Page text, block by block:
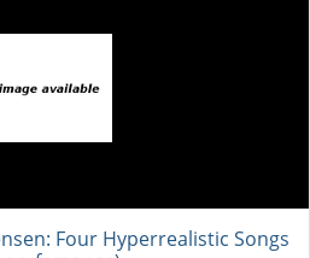
Four Hyperrealistic Songs